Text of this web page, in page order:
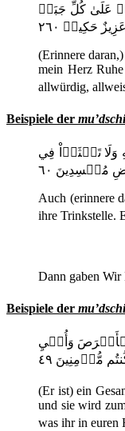
عَلَىٰ كُلِّ جَبَلٖ
حَكِيمٞ ٢٦٠
(Erinnere
mein Herz
allwürdig,
Beispiele der
تَعۡثَوۡاْ فِي
٦٠
Auch (erinnere
ihre Trinkstelle.
Dann gaben Wir
Beispiele der
وَأُحۡيِ
مُّؤۡمِنِينَ ٤٩
(Er ist) ein
und sie wird
was ihr in euren